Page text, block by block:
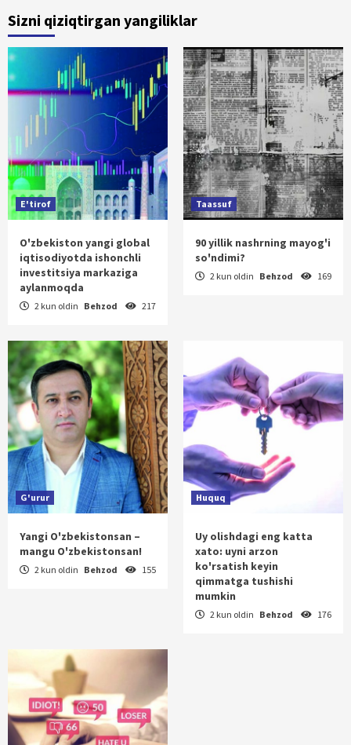
Sizni qiziqtirgan yangiliklar
E'tirof
O'zbekiston yangi global
iqtisodiyotda ishonchli
investitsiya markaziga
aylanmoqda
2 kun oldin Behzod 217
Taassuf
90 yillik nashrning mayog'i
so'ndimi?
2 kun oldin Behzod 169
G'urur
Yangi O'zbekistonsan –
mangu O'zbekistonsan!
2 kun oldin Behzod 155
Huquq
Uy olishdagi eng katta
xato: uyni arzon
ko'rsatish keyin
qimmatga tushishi
mumkin
2 kun oldin Behzod 176